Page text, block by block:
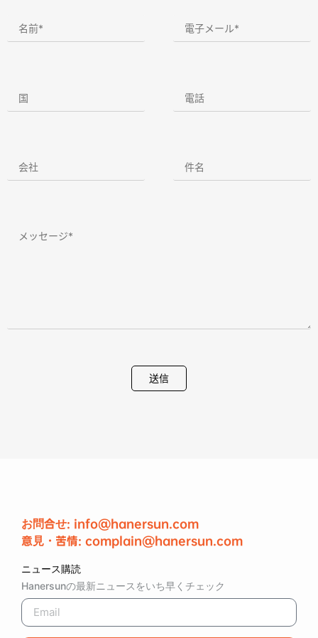
お問合せ: info@hanersun.com
意見・苦情: complain@hanersun.com
ニュース購読
Hanersunの最新ニュースをいち早くチェック